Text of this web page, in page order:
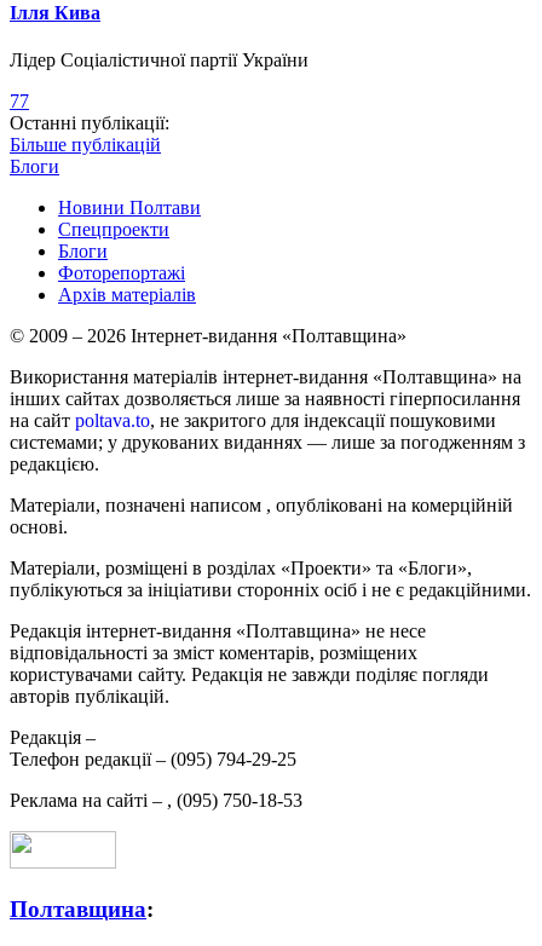
Ілля Кива
Лідер Соціалістичної партії України
77
Останні публікації:
Більше публікацій
Блоги
Новини Полтави
Спецпроекти
Блоги
Фоторепортажі
Архів матеріалів
© 2009 – 2026 Інтернет-видання «Полтавщина»
Використання матеріалів інтернет-видання «Полтавщина» на
інших сайтах дозволяється лише за наявності гіперпосилання
на сайт poltava.to, не закритого для індексації пошуковими
системами; у друкованих виданнях — лише за погодженням з
редакцією.
Матеріали, позначені написом , опубліковані на комерційній
основі.
Матеріали, розміщені в розділах «Проекти» та «Блоги»,
публікуються за ініціативи сторонніх осіб і не є редакційними.
Редакція інтернет-видання «Полтавщина» не несе
відповідальності за зміст коментарів, розміщених
користувачами сайту. Редакція не завжди поділяє погляди
авторів публікацій.
Редакція –
Телефон редакції – (095) 794-29-25
Реклама на сайті – , (095) 750-18-53
Полтавщина: